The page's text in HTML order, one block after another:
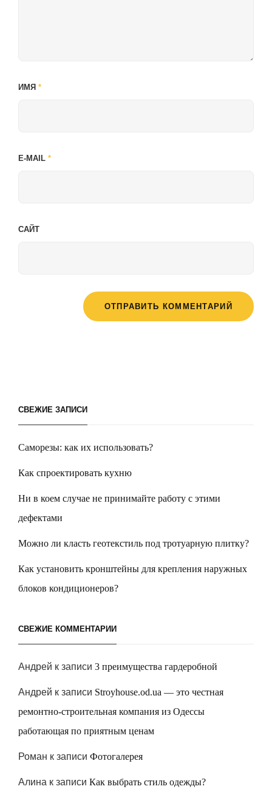
ИМЯ *
E-MAIL *
САЙТ
СВЕЖИЕ ЗАПИСИ
Саморезы: как их использовать?
Как спроектировать кухню
Ни в коем случае не принимайте работу с этими
дефектами
Можно ли класть геотекстиль под тротуарную плитку?
Как установить кронштейны для крепления наружных
блоков кондиционеров?
СВЕЖИЕ КОММЕНТАРИИ
Андрей к записи 3 преимущества гардеробной
Андрей к записи Stroyhouse.od.ua — это честная
ремонтно-строительная компания из Одессы
работающая по приятным ценам
Роман к записи Фотогалерея
Алина к записи Как выбрать стиль одежды?